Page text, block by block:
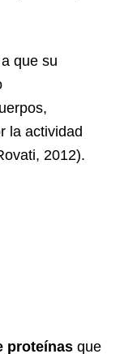
que su
la actividad
2012).
proteínas que